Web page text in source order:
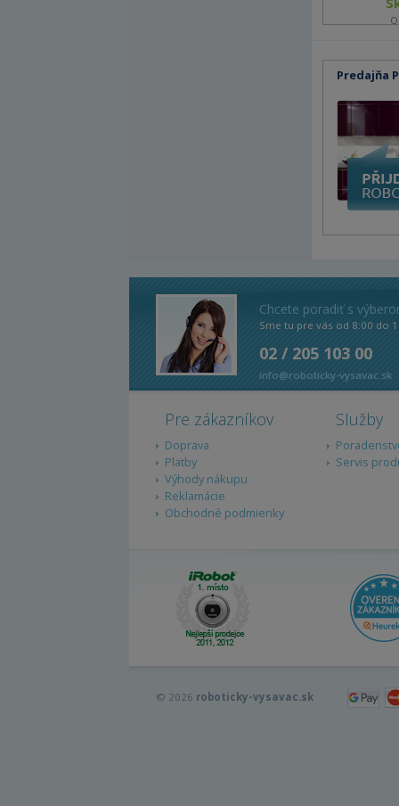
Predajňa
Chcete poradiť s
Sme tu pre vás od 8:00 do
02 / 205 103 00
info@roboticky-vysavac.sk
Pre zákazníkov
Doprava
Platby
Výhody nákupu
Reklamácie
Obchodné podmienky
Služby
Servis
© 2026 roboticky-vysavac.sk